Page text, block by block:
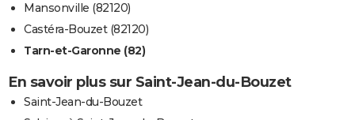
Mansonville (82120)
Castéra-Bouzet (82120)
Tarn-et-Garonne (82)
En savoir plus sur Saint-Jean-du-Bouzet
Saint-Jean-du-Bouzet